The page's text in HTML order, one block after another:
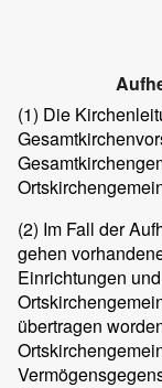
(1) Die
(2) Im Fall der
gehen
Einrichtungen
übertragen